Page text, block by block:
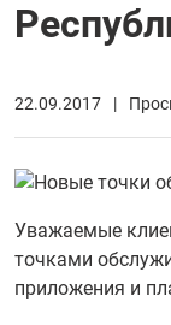
22.09.2017 |
Уважаемые
точками
приложения и